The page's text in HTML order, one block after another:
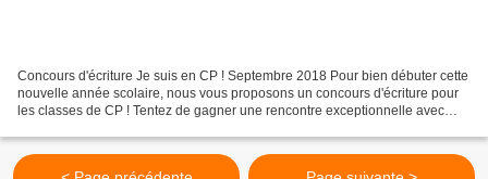
Concours d'écriture Je suis en CP ! Septembre 2018 Pour bien débuter cette
nouvelle année scolaire, nous vous proposons un concours d'écriture pour
les classes de CP ! Tentez de gagner une rencontre exceptionnelle avec